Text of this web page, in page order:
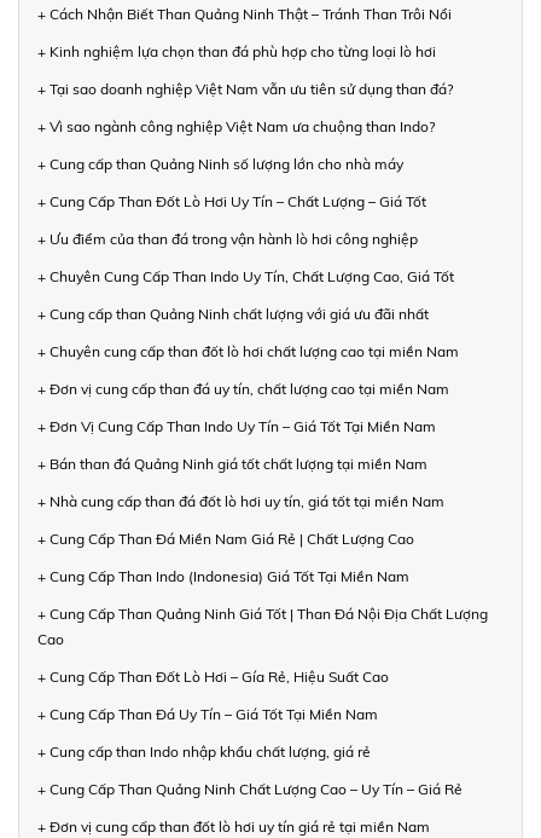
+ Cách Nhận Biết Than Quảng Ninh Thật – Tránh Than Trôi Nổi
+ Kinh nghiệm lựa chọn than đá phù hợp cho từng loại lò hơi
+ Tại sao doanh nghiệp Việt Nam vẫn ưu tiên sử dụng than đá?
+ Vì sao ngành công nghiệp Việt Nam ưa chuộng than Indo?
+ Cung cấp than Quảng Ninh số lượng lớn cho nhà máy
+ Cung Cấp Than Đốt Lò Hơi Uy Tín – Chất Lượng – Giá Tốt
+ Ưu điểm của than đá trong vận hành lò hơi công nghiệp
+ Chuyên Cung Cấp Than Indo Uy Tín, Chất Lượng Cao, Giá Tốt
+ Cung cấp than Quảng Ninh chất lượng với giá ưu đãi nhất
+ Chuyên cung cấp than đốt lò hơi chất lượng cao tại miền Nam
+ Đơn vị cung cấp than đá uy tín, chất lượng cao tại miền Nam
+ Đơn Vị Cung Cấp Than Indo Uy Tín – Giá Tốt Tại Miền Nam
+ Bán than đá Quảng Ninh giá tốt chất lượng tại miền Nam
+ Nhà cung cấp than đá đốt lò hơi uy tín, giá tốt tại miền Nam
+ Cung Cấp Than Đá Miền Nam Giá Rẻ | Chất Lượng Cao
+ Cung Cấp Than Indo (Indonesia) Giá Tốt Tại Miền Nam
+ Cung Cấp Than Quảng Ninh Giá Tốt | Than Đá Nội Địa Chất Lượng
Cao
+ Cung Cấp Than Đốt Lò Hơi – Gía Rẻ, Hiệu Suất Cao
+ Cung Cấp Than Đá Uy Tín – Giá Tốt Tại Miền Nam
+ Cung cấp than Indo nhập khẩu chất lượng, giá rẻ
+ Cung Cấp Than Quảng Ninh Chất Lượng Cao – Uy Tín – Giá Rẻ
+ Đơn vị cung cấp than đốt lò hơi uy tín giá rẻ tại miền Nam